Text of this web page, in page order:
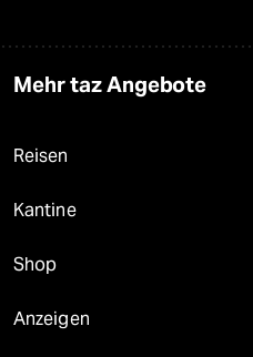
Mehr taz Angebote
Reisen
Kantine
Shop
Anzeigen